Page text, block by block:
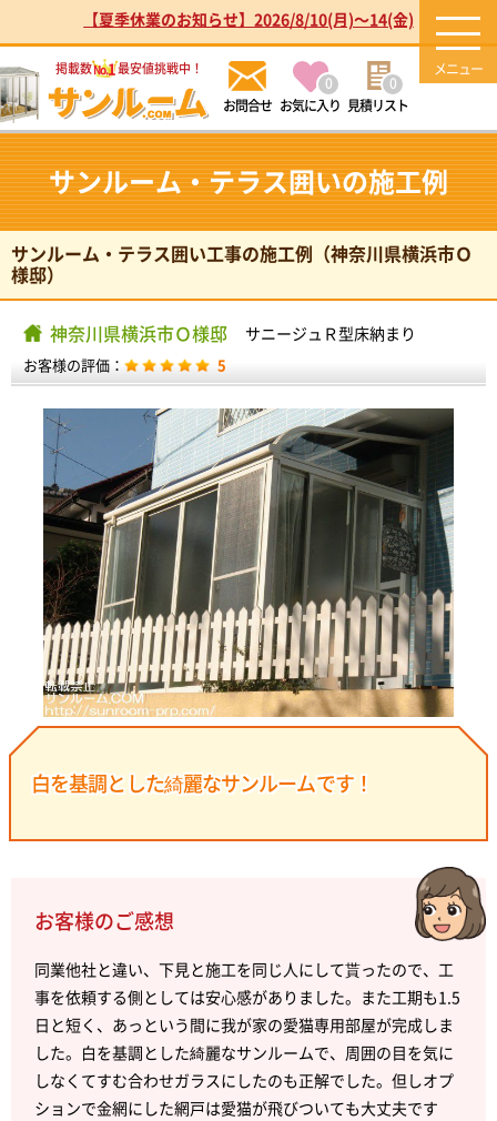
【夏季休業のお知らせ】2026/8/10(月)～14(金)
掲載数No.1最安値挑戦中！
お気に入り
0
見積リスト
0
サンルーム・テラス囲いの施工例
サンルーム・テラス囲い工事の施工例（神奈川県横浜市Ｏ
様邸）
神奈川県横浜市Ｏ様邸 サニージュＲ型床納まり
お客様の評価： 5
白を基調とした綺麗なサンルームです！
お客様のご感想
同業他社と違い、下見と施工を同じ人にして貰ったので、工
事を依頼する側としては安心感がありました。また工期も1.5
日と短く、あっという間に我が家の愛猫専用部屋が完成しま
した。白を基調とした綺麗なサンルームで、周囲の目を気に
しなくてすむ合わせガラスにしたのも正解でした。但しオプ
ションで金網にした網戸は愛猫が飛びついても大丈夫です